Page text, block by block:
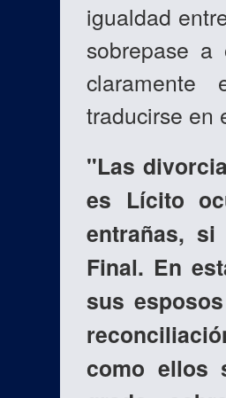
igualdad
sobrepase
traducirse en
"Las
es Lícito
entrañas,
Final. En
sus
como ellos